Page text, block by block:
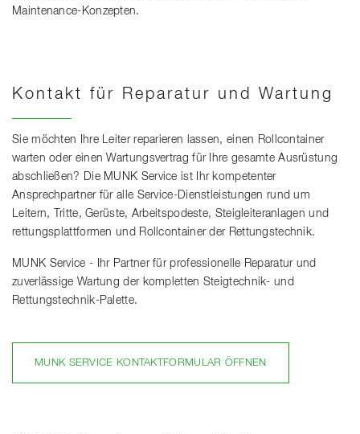
Maintenance-Konzepten.
Kontakt für Reparatur und Wartung
Sie möchten Ihre Leiter reparieren lassen, einen Rollcontainer
warten oder einen Wartungsvertrag für Ihre gesamte Ausrüstung
abschließen? Die MUNK Service ist Ihr kompetenter
Ansprechpartner für alle Service-Dienstleistungen rund um
Leitern, Tritte, Gerüste, Arbeitspodeste, Steigleiteranlagen und
rettungsplattformen und Rollcontainer der Rettungstechnik.
MUNK Service - Ihr Partner für professionelle Reparatur und
zuverlässige Wartung der kompletten Steigtechnik- und
Rettungstechnik-Palette.
MUNK SERVICE KONTAKTFORMULAR ÖFFNEN